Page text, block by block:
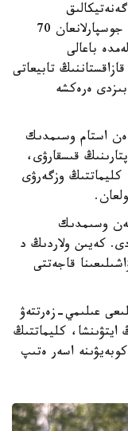
ءبىز 50 قۇندى گەنەتيكالىق
رەسۋرستى جيناي الدىق. بۇل كورسەتكىش جوسپارلانعان 70
باعالى
تابيعاتى
ەرەكشە
سوڭعى ءۇش عاسىردا الەمدە 600 دەن استام وسىمدىك
قىسقارۋى،
كليماتتىڭ وزگەرۋى
مەن وسىمدىك
كەيىن ولاردىڭ د
قاجەتتى
عىلىمي-زەرتتەۋ
ايتۋىنشا، كليماتتىڭ
اسەر ەتىپ